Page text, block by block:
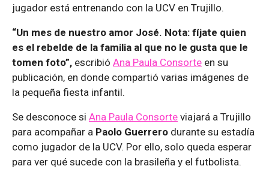
jugador está entrenando con la UCV en Trujillo.
“Un mes de nuestro amor José. Nota: fíjate quien
es el rebelde de la familia al que no le gusta que le
tomen foto”, escribió Ana Paula Consorte en su
publicación, en donde compartió varias imágenes de
la pequeña fiesta infantil.
Se desconoce si Ana Paula Consorte viajará a Trujillo
para acompañar a Paolo Guerrero durante su estadía
como jugador de la UCV. Por ello, solo queda esperar
para ver qué sucede con la brasileña y el futbolista.